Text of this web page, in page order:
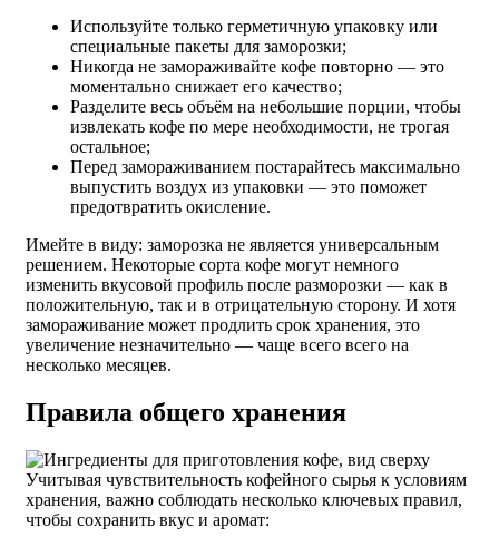
Используйте только герметичную упаковку или
специальные пакеты для заморозки;
Никогда не замораживайте кофе повторно — это
моментально снижает его качество;
Разделите весь объём на небольшие порции, чтобы
извлекать кофе по мере необходимости, не трогая
остальное;
Перед замораживанием постарайтесь максимально
выпустить воздух из упаковки — это поможет
предотвратить окисление.
Имейте в виду: заморозка не является универсальным
решением. Некоторые сорта кофе могут немного
изменить вкусовой профиль после разморозки — как в
положительную, так и в отрицательную сторону. И хотя
замораживание может продлить срок хранения, это
увеличение незначительно — чаще всего всего на
несколько месяцев.
Правила общего хранения
Учитывая чувствительность кофейного сырья к условиям
хранения, важно соблюдать несколько ключевых правил,
чтобы сохранить вкус и аромат: